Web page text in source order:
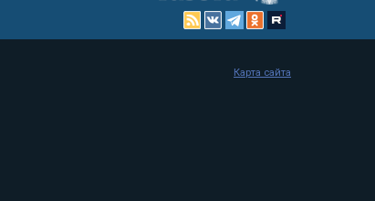
Карта сайта